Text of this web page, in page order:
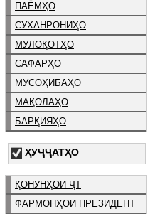
ПАЁМҲО
СУХАНРОНИҲО
МУЛОҚОТҲО
САФАРҲО
МУСОҲИБАҲО
МАҚОЛАҲО
БАРҚИЯҲО
ҲУҶҶАТҲО
ҚОНУНҲОИ ҶТ
ФАРМОНҲОИ ПРЕЗИДЕНТ